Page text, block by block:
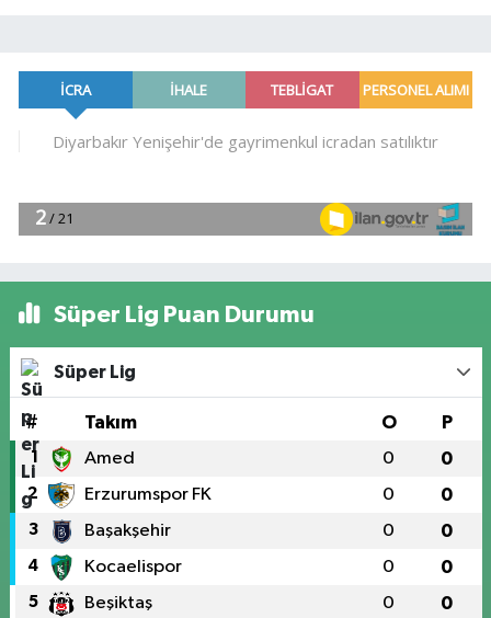
Süper Lig Puan Durumu
Süper Lig
# Takım O P
1 Amed 0 0
2 Erzurumspor FK 0 0
3 Başakşehir 0 0
4 Kocaelispor 0 0
5 Beşiktaş 0 0